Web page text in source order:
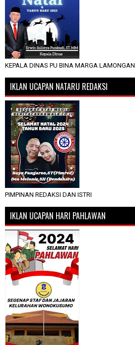
KEPALA DINAS PU BINA MARGA LAMONGAN
IKLAN UCAPAN NATARU REDAKSI
PIMPINAN REDAKSI DAN ISTRI
IKLAN UCAPAN HARI PAHLAWAN